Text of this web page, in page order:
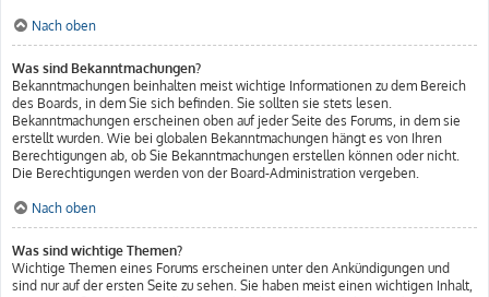
Nach oben
Was sind Bekanntmachungen?
Bekanntmachungen beinhalten meist wichtige Informationen zu dem Bereich
des Boards, in dem Sie sich befinden. Sie sollten sie stets lesen.
Bekanntmachungen erscheinen oben auf jeder Seite des Forums, in dem sie
erstellt wurden. Wie bei globalen Bekanntmachungen hängt es von Ihren
Berechtigungen ab, ob Sie Bekanntmachungen erstellen können oder nicht.
Die Berechtigungen werden von der Board-Administration vergeben.
Nach oben
Was sind wichtige Themen?
Wichtige Themen eines Forums erscheinen unter den Ankündigungen und
sind nur auf der ersten Seite zu sehen. Sie haben meist einen wichtigen Inhalt,